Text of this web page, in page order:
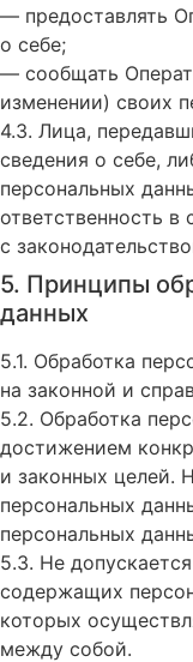
— предоставлять
о себе;
— сообщать
изменении) своих
4.3. Лица,
сведения о себе,
персональных
ответственность в
с
5. Принципы
данных
5.1. Обработка
на законной и
5.2. Обработка
достижением
и законных целей.
персональных
персональных
5.3. Не
содержащих
которых
между собой.